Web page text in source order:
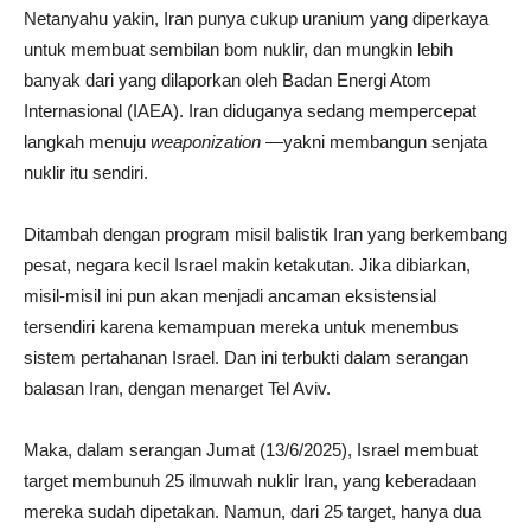
Netanyahu yakin, Iran punya cukup uranium yang diperkaya
untuk membuat sembilan bom nuklir, dan mungkin lebih
banyak dari yang dilaporkan oleh Badan Energi Atom
Internasional (IAEA). Iran diduganya sedang mempercepat
langkah menuju weaponization —yakni membangun senjata
nuklir itu sendiri.
Ditambah dengan program misil balistik Iran yang berkembang
pesat, negara kecil Israel makin ketakutan. Jika dibiarkan,
misil-misil ini pun akan menjadi ancaman eksistensial
tersendiri karena kemampuan mereka untuk menembus
sistem pertahanan Israel. Dan ini terbukti dalam serangan
balasan Iran, dengan menarget Tel Aviv.
Maka, dalam serangan Jumat (13/6/2025), Israel membuat
target membunuh 25 ilmuwah nuklir Iran, yang keberadaan
mereka sudah dipetakan. Namun, dari 25 target, hanya dua